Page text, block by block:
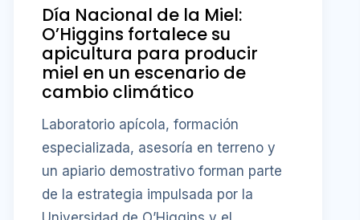
Día Nacional de la Miel:
O’Higgins fortalece su
apicultura para producir
miel en un escenario de
cambio climático
Laboratorio apícola, formación
especializada, asesoría en terreno y
un apiario demostrativo forman parte
de la estrategia impulsada por la